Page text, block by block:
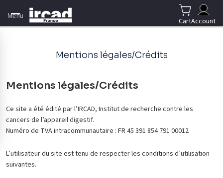
Menu
CartAccount
Mentions légales/Crédits
Mentions légales/Crédits
Ce site a été édité par l’IRCAD, Institut de recherche contre les
cancers de l’appareil digestif.
Numéro de TVA intracommunautaire : FR 45 391 854 791 00012
L’utilisateur du site est tenu de respecter les conditions d’utilisation
suivantes.